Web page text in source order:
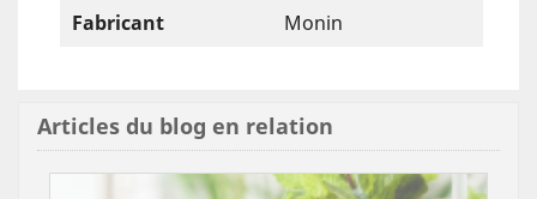
Fabricant
Monin
Articles du blog en relation